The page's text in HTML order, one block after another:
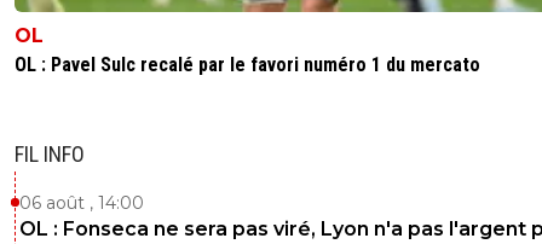
OL
OL : Pavel Sulc recalé par le favori numéro 1 du mercato
FIL INFO
06 août , 14:00
OL : Fonseca ne sera pas viré, Lyon n'a pas l'argent